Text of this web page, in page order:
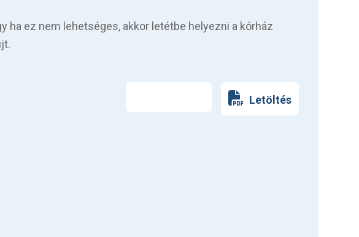
ha ez nem lehetséges, akkor letétbe helyezni a kórház
Letöltés